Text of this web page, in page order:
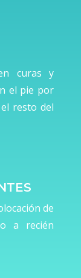
curas y
el pie por
resto del
de
a recién